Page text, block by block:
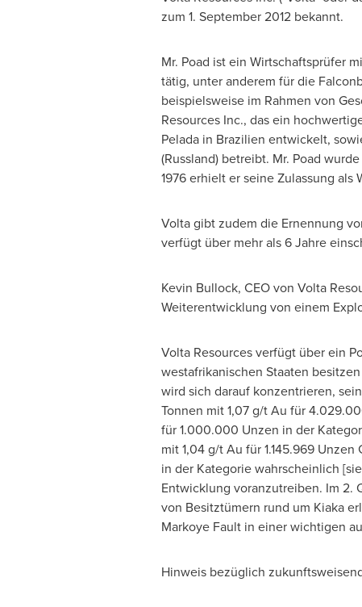
zum 1. September 2012bekannt.
Mr. Poad ist ein Wirtschaftsprüfer
tätig, unter anderem für die
beispielsweise im Rahmen von
Resources Inc., das ein
Pelada in Brazilien entwickelt,
(Russland) betreibt. Mr. Poad
1976 erhielt er seine Zulassung als
Volta gibt zudem die Ernennung
verfügt über mehr als 6 Jahre
Kevin Bullock, CEO von Volta
Weiterentwicklung von einem
Volta Resources verfügt über ein
westafrikanischen Staaten
wird sich darauf konzentrieren,
Tonnen mit 1,07 g/t Au für
für 1.000.000 Unzen in der
mit 1,04 g/t Au für 1.145.969
in der Kategorie wahrscheinlich
Entwicklung voranzutreiben. Im 2.
von Besitztümern rund um Kiaka
Markoye Fault in einer wichtigen
Hinweis bezüglich